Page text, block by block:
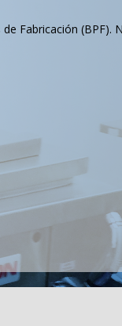
Fabricación (BPF).